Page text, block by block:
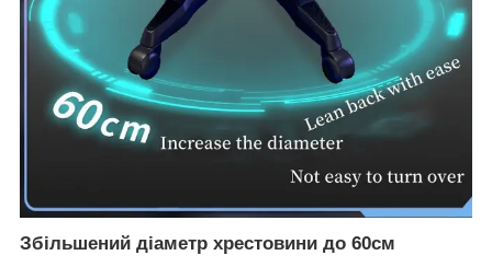
Збільшений діаметр хрестовини до 60см